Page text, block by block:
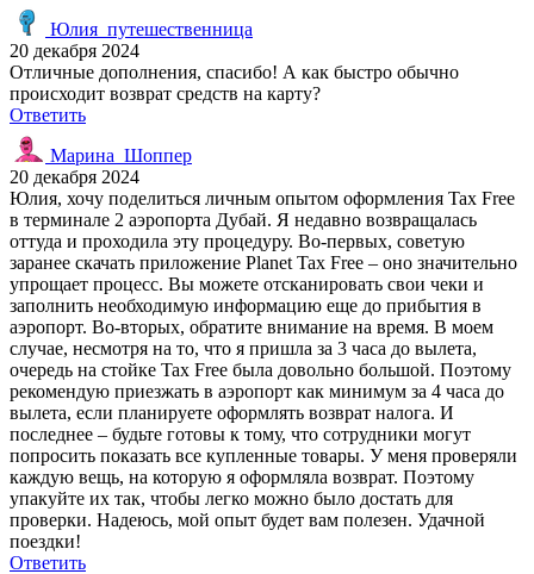
Юлия_путешественница
20 декабря 2024
Отличные дополнения, спасибо! А как быстро обычно
происходит возврат средств на карту?
Ответить
Марина_Шоппер
20 декабря 2024
Юлия, хочу поделиться личным опытом оформления Tax Free
в терминале 2 аэропорта Дубай. Я недавно возвращалась
оттуда и проходила эту процедуру. Во-первых, советую
заранее скачать приложение Planet Tax Free – оно значительно
упрощает процесс. Вы можете отсканировать свои чеки и
заполнить необходимую информацию еще до прибытия в
аэропорт. Во-вторых, обратите внимание на время. В моем
случае, несмотря на то, что я пришла за 3 часа до вылета,
очередь на стойке Tax Free была довольно большой. Поэтому
рекомендую приезжать в аэропорт как минимум за 4 часа до
вылета, если планируете оформлять возврат налога. И
последнее – будьте готовы к тому, что сотрудники могут
попросить показать все купленные товары. У меня проверяли
каждую вещь, на которую я оформляла возврат. Поэтому
упакуйте их так, чтобы легко можно было достать для
проверки. Надеюсь, мой опыт будет вам полезен. Удачной
поездки!
Ответить